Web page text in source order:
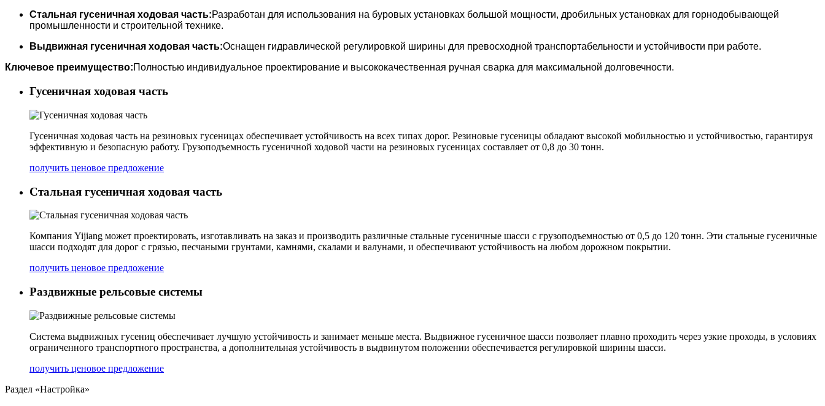
Стальная гусеничная ходовая часть:Разработан для использования на буровых установках большой мощности, дробильных установках для горнодобывающей
промышленности и строительной технике.
Выдвижная гусеничная ходовая часть:Оснащен гидравлической регулировкой ширины для превосходной транспортабельности и устойчивости при работе.
Ключевое преимущество:Полностью индивидуальное проектирование и высококачественная ручная сварка для максимальной долговечности.
Гусеничная ходовая часть
Гусеничная ходовая часть на резиновых гусеницах обеспечивает устойчивость на всех типах дорог. Резиновые гусеницы обладают высокой мобильностью и устойчивостью, гарантируя
эффективную и безопасную работу. Грузоподъемность гусеничной ходовой части на резиновых гусеницах составляет от 0,8 до 30 тонн.
получить ценовое предложение
Стальная гусеничная ходовая часть
Компания Yijiang может проектировать, изготавливать на заказ и производить различные стальные гусеничные шасси с грузоподъемностью от 0,5 до 120 тонн. Эти стальные гусеничные
шасси подходят для дорог с грязью, песчаными грунтами, камнями, скалами и валунами, и обеспечивают устойчивость на любом дорожном покрытии.
получить ценовое предложение
Раздвижные рельсовые системы
Система выдвижных гусениц обеспечивает лучшую устойчивость и занимает меньше места. Выдвижное гусеничное шасси позволяет плавно проходить через узкие проходы, в условиях
ограниченного транспортного пространства, а дополнительная устойчивость в выдвинутом положении обеспечивается регулировкой ширины шасси.
получить ценовое предложение
Раздел «Настройка»